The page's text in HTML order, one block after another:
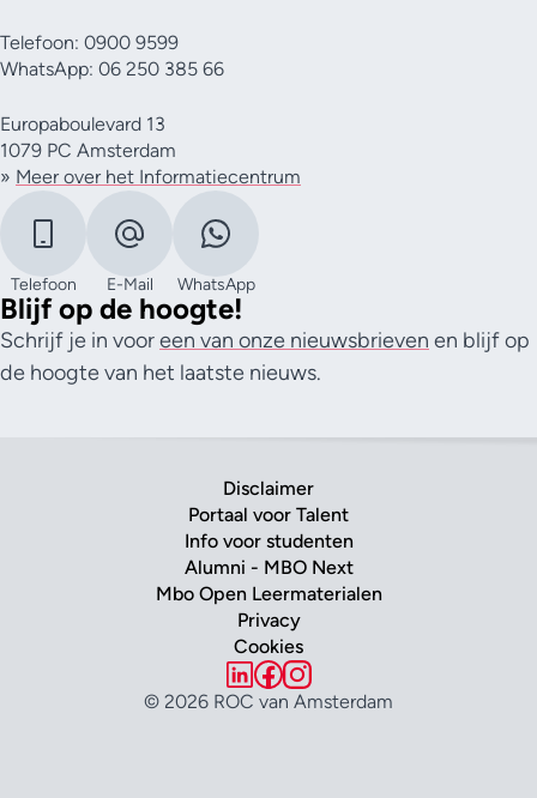
Telefoon: 0900 9599
WhatsApp: 06 250 385 66
Europaboulevard 13
1079 PC Amsterdam
» Meer over het Informatiecentrum
Telefoon E-Mail WhatsApp
Blijf op de hoogte!
Schrijf je in vooreen van onze nieuwsbrieven en blijf op
de hoogte van het laatste nieuws.
Disclaimer
Portaal voor Talent
Info voor studenten
Alumni - MBO Next
Mbo Open Leermaterialen
Privacy
Cookies
© 2026 ROC van Amsterdam